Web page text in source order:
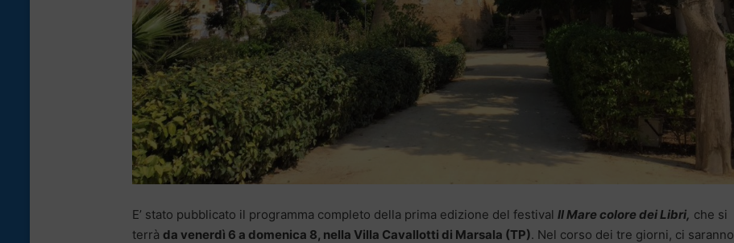
E’ stato pubblicato il programma completo della prima edizione del festival Il Mare colore dei Libri, che si
terrà da venerdì 6 a domenica 8, nella Villa Cavallotti di Marsala (TP). Nel corso dei tre giorni, ci saranno